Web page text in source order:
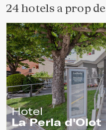
24 hotels a prop de
Hotel
La Perla d'Olot